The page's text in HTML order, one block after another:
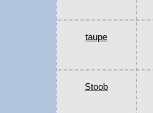
taupe
Stoob